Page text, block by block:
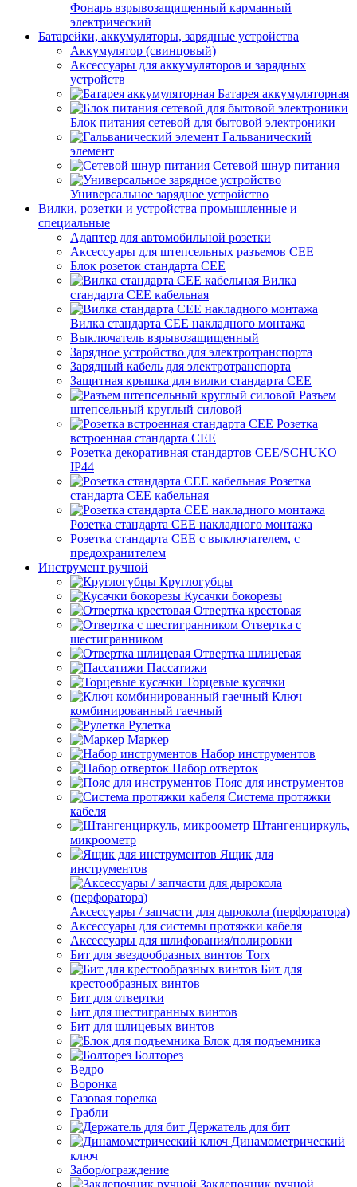
Фонарь взрывозащищенный карманный
электрический
Батарейки, аккумуляторы, зарядные устройства
Аккумулятор (свинцовый)
Аксессуары для аккумуляторов и зарядных
устройств
Батарея аккумуляторная
Блок питания сетевой для бытовой электроники
Гальванический
элемент
Сетевой шнур питания
Универсальное зарядное устройство
Вилки, розетки и устройства промышленные и
специальные
Адаптер для автомобильной розетки
Аксессуары для штепсельных разъемов CEE
Блок розеток стандарта CEE
Вилка
стандарта CEE кабельная
Вилка стандарта CEE накладного монтажа
Выключатель взрывозащищенный
Зарядное устройство для электротранспорта
Зарядный кабель для электротранспорта
Защитная крышка для вилки стандарта CEE
Разъем
штепсельный круглый силовой
Розетка
встроенная стандарта CEE
Розетка декоративная стандартов CEE/SCHUKO
IP44
Розетка
стандарта СЕЕ кабельная
Розетка стандарта СЕЕ накладного монтажа
Розетка стандарта СЕЕ с выключателем, с
предохранителем
Инструмент ручной
Круглогубцы
Кусачки бокорезы
Отвертка крестовая
Отвертка с
шестигранником
Отвертка шлицевая
Пассатижи
Торцевые кусачки
Ключ
комбинированный гаечный
Рулетка
Маркер
Набор инструментов
Набор отверток
Пояс для инструментов
Система протяжки
кабеля
Штангенциркуль,
микроометр
Ящик для
инструментов
Аксессуары / запчасти для дырокола (перфоратора)
Аксессуары для системы протяжки кабеля
Аксессуары для шлифования/полировки
Бит для звездообразных винтов Torx
Бит для
крестообразных винтов
Бит для отвертки
Бит для шестигранных винтов
Бит для шлицевых винтов
Блок для подъемника
Болторез
Ведро
Воронка
Газовая горелка
Грабли
Держатель для бит
Динамометрический
ключ
Забор/ограждение
Заклепочник ручной